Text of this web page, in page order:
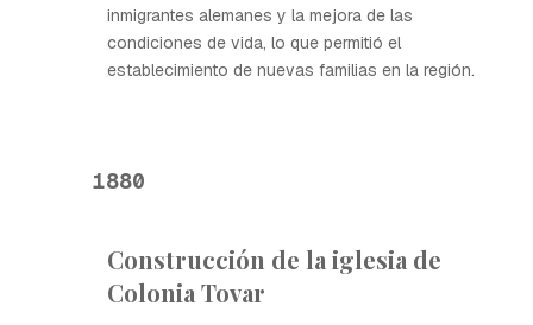
inmigrantes alemanes y la mejora de las
condiciones de vida, lo que permitió el
establecimiento de nuevas familias en la región.
1880
Construcción de la iglesia de
Colonia Tovar